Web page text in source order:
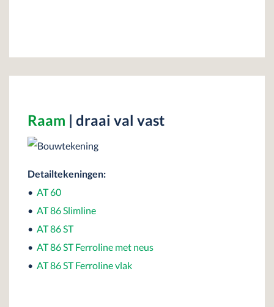
Raam | draai val vast
Detailtekeningen:
• AT 60
• AT 86 Slimline
• AT 86 ST
• AT 86 ST Ferroline met neus
• AT 86 ST Ferroline vlak